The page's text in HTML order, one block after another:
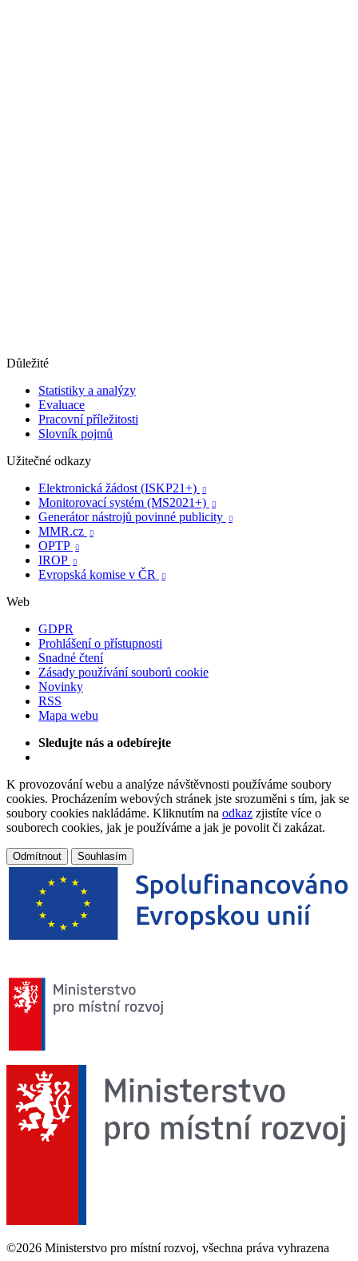
Důležité
Statistiky a analýzy
Evaluace
Pracovní příležitosti
Slovník pojmů
Užitečné odkazy
Elektronická žádost (ISKP21+)

Monitorovací systém (MS2021+) 
Generátor nástrojů povinné publicity 
MMR.cz 
OPTP 
IROP 
Evropská komise v ČR 
Web
GDPR
Prohlášení o přístupnosti
Snadné čtení
Zásady používání souborů cookie
Novinky
RSS
Mapa webu
Sledujte nás a odebírejte
K provozování webu a analýze návštěvnosti používáme soubory
cookies. Procházením webových stránek jste srozuměni s tím, jak se
soubory cookies nakládáme. Kliknutím na odkaz zjistíte více o
souborech cookies, jak je používáme a jak je povolit či zakázat.
Odmítnout Souhlasím
©2026 Ministerstvo pro místní rozvoj, všechna práva vyhrazena